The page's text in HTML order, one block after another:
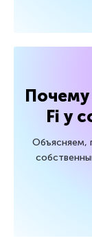
Почему
Fi у
Объясняем,